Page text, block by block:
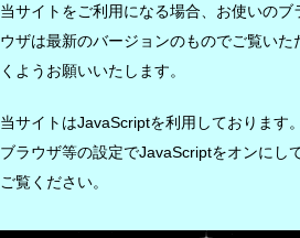
当サイトをご利用になる場合、お使いのブ
ウザは最新のバージョンのものでご覧いた
くようお願いいたします。
当サイトはJavaScriptを利用しております。
ブラウザ等の設定でJavaScriptをオンにし
ご覧ください。